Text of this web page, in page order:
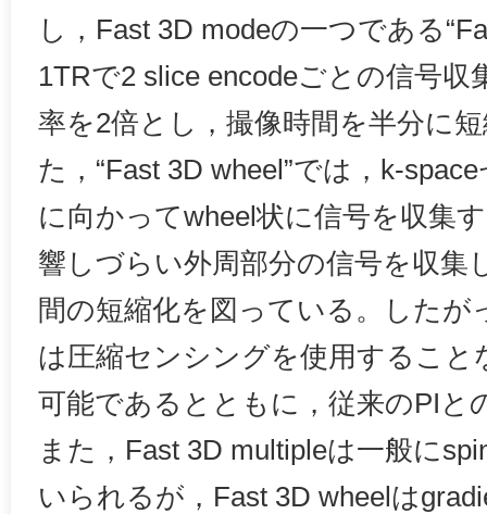
し，Fast 3D modeの一つである
1TRで2 slice encodeごとの信号収
率を2倍とし，撮像時間を半分に
た，“Fast 3D wheel”では，k-
に向かってwheel状に信号を収集
響しづらい外周部分の信号を収集
間の短縮化を図っている。したが
は圧縮センシングを使用すること
可能であるとともに，従来のPIと
また，Fast 3D multipleは一般に
いられるが，Fast 3D wheelは